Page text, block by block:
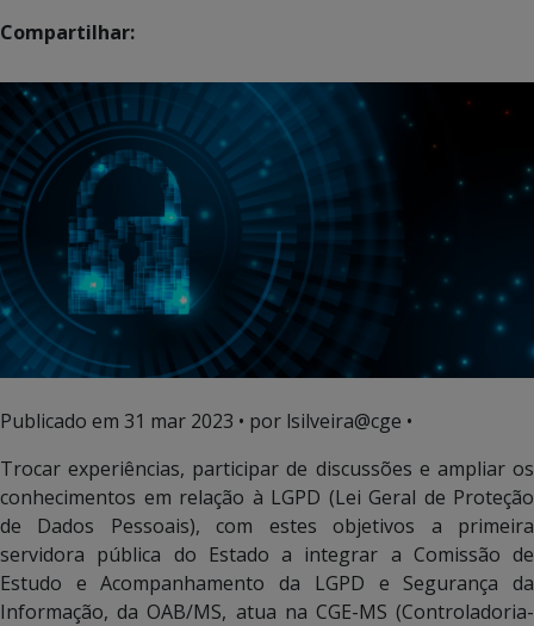
Compartilhar:
Publicado em 31 mar 2023 • por lsilveira@cge •
Trocar experiências, participar de discussões e ampliar os
conhecimentos em relação à LGPD (Lei Geral de Proteção
de Dados Pessoais), com estes objetivos a primeira
servidora pública do Estado a integrar a Comissão de
Estudo e Acompanhamento da LGPD e Segurança da
Informação, da OAB/MS, atua na CGE-MS (Controladoria-